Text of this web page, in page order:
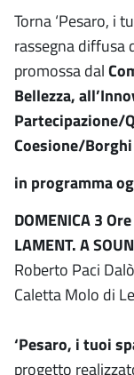
Torna ‘Pesaro, i
rassegna diffusa
promossa dal
Bellezza,
Partecipazione/
Coesione/
in programma
DOMENICA 3
LAMENT. A
Roberto Paci
Caletta Molo di
‘Pesaro, i tuoi
progetto